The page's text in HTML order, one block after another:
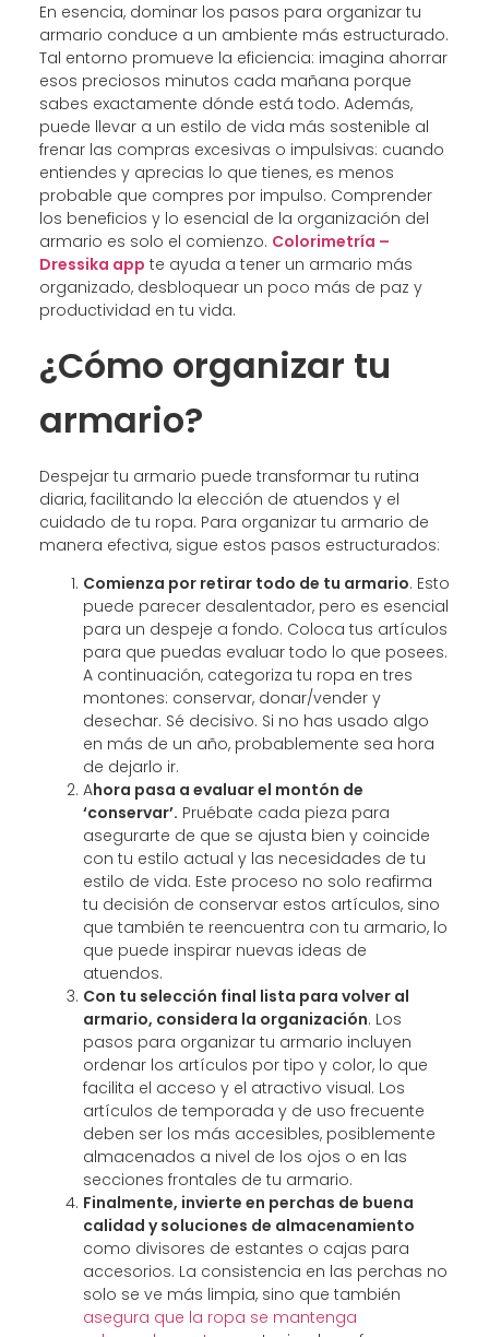
En esencia, dominar los pasos para organizar tu
armario conduce a un ambiente más estructurado.
Tal entorno promueve la eficiencia: imagina ahorrar
esos preciosos minutos cada mañana porque
sabes exactamente dónde está todo. Además,
puede llevar a un estilo de vida más sostenible al
frenar las compras excesivas o impulsivas: cuando
entiendes y aprecias lo que tienes, es menos
probable que compres por impulso. Comprender
los beneficios y lo esencial de la organización del
armario es solo el comienzo. Colorimetría –
Dressika app te ayuda a tener un armario más
organizado, desbloquear un poco más de paz y
productividad en tu vida.
¿Cómo organizar tu
armario?
Despejar tu armario puede transformar tu rutina
diaria, facilitando la elección de atuendos y el
cuidado de tu ropa. Para organizar tu armario de
manera efectiva, sigue estos pasos estructurados:
Comienza por retirar todo de tu armario. Esto
puede parecer desalentador, pero es esencial
para un despeje a fondo. Coloca tus artículos
para que puedas evaluar todo lo que posees.
A continuación, categoriza tu ropa en tres
montones: conservar, donar/vender y
desechar. Sé decisivo. Si no has usado algo
en más de un año, probablemente sea hora
de dejarlo ir.
Ahora pasa a evaluar el montón de
‘conservar’. Pruébate cada pieza para
asegurarte de que se ajusta bien y coincide
con tu estilo actual y las necesidades de tu
estilo de vida. Este proceso no solo reafirma
tu decisión de conservar estos artículos, sino
que también te reencuentra con tu armario, lo
que puede inspirar nuevas ideas de
atuendos.
Con tu selección final lista para volver al
armario, considera la organización. Los
pasos para organizar tu armario incluyen
ordenar los artículos por tipo y color, lo que
facilita el acceso y el atractivo visual. Los
artículos de temporada y de uso frecuente
deben ser los más accesibles, posiblemente
almacenados a nivel de los ojos o en las
secciones frontales de tu armario.
Finalmente, invierte en perchas de buena
calidad y soluciones de almacenamiento
como divisores de estantes o cajas para
accesorios. La consistencia en las perchas no
solo se ve más limpia, sino que también
asegura que la ropa se mantenga